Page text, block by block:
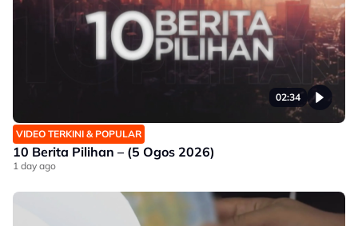
02:34
VIDEO TERKINI & POPULAR
10 Berita Pilihan – (5 Ogos 2026)
1 day ago